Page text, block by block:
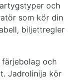
och
som kör din
biljettregler
färjebolag och
Jadrolinija kör